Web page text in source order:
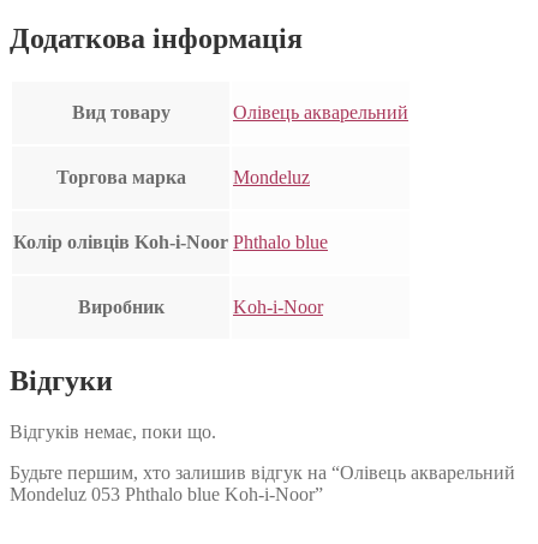
Додаткова інформація
Вид товару Олівець акварельний
Торгова марка Mondeluz
Колір олівців Koh-i-Noor Phthalo blue
Виробник Koh-i-Noor
Відгуки
Відгуків немає, поки що.
Будьте першим, хто залишив відгук на “Олівець акварельний
Mondeluz 053 Phthalo blue Koh-i-Noor”